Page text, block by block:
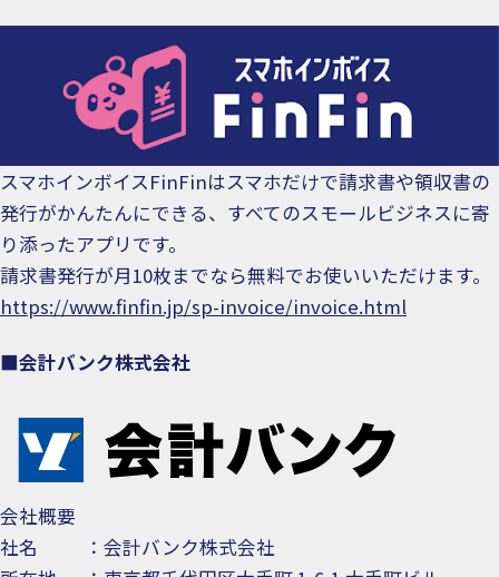
スマホインボイスFinFinはスマホだけで請求書や領収書の
発行がかんたんにできる、すべてのスモールビジネスに寄
り添ったアプリです。
請求書発行が月10枚までなら無料でお使いいただけます。
https://www.finfin.jp/sp-invoice/invoice.html
■会計バンク株式会社
会社概要
社名 ：会計バンク株式会社